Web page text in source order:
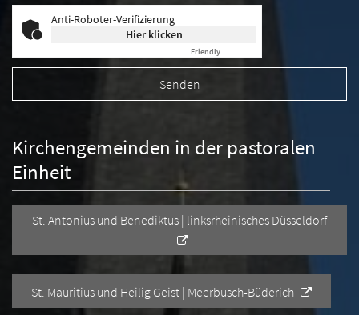
Anti-Roboter-Verifizierung
Hier klicken
Friendly
Kirchengemeinden in der pastoralen
Einheit
St. Antonius und Benediktus | linksrheinisches Düsseldorf
St. Mauritius und Heilig Geist | Meerbusch-Büderich